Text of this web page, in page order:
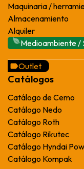
Maquinaria /
Almacenamiento
Alquiler
Medioambiente /
Outlet
Catálogos
Catálogo de Cemo
Catálogo Nedo
Catálogo Roth
Catálogo Rikutec
Catálogo Hyndai
Catálogo Kompak